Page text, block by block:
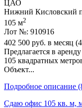
ЦАО
Нижний Кисловский
105 м2
Лот №: 910916
402 500 руб. в месяц
Предлагается в
105 квадратных
Объект...
Подробное описание
Сдаю офис 105 кв. м,